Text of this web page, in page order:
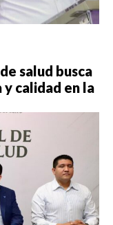
salud busca
calidad en la